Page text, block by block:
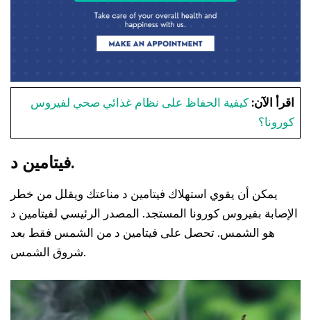
اقرأ الآن: كيفية الحفاظ على نظام غذائي صحي لفيروس
كورونا؟
فيتامين د.
يمكن أن يقوي استهلاك فيتامين د مناعتك ويقلل من خطر
الإصابة بفيروس كورونا المستجد. المصدر الرئيسي لفيتامين د
هو الشمس. تحصل على فيتامين د من الشمس فقط بعد
شروق الشمس.